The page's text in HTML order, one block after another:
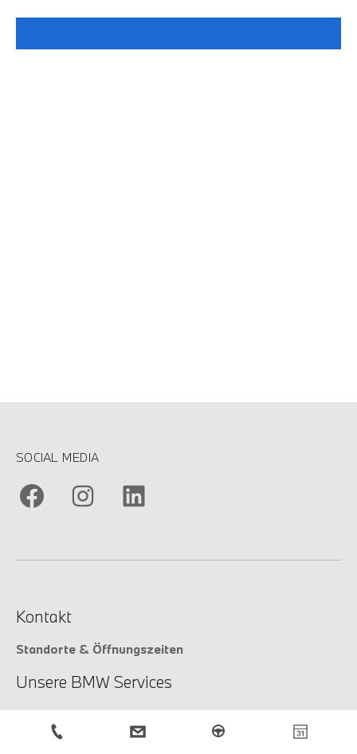
SOCIAL MEDIA
Kontakt
Standorte & Öffnungszeiten
Unsere BMW Services
Unsere Services
Service-Anfrage